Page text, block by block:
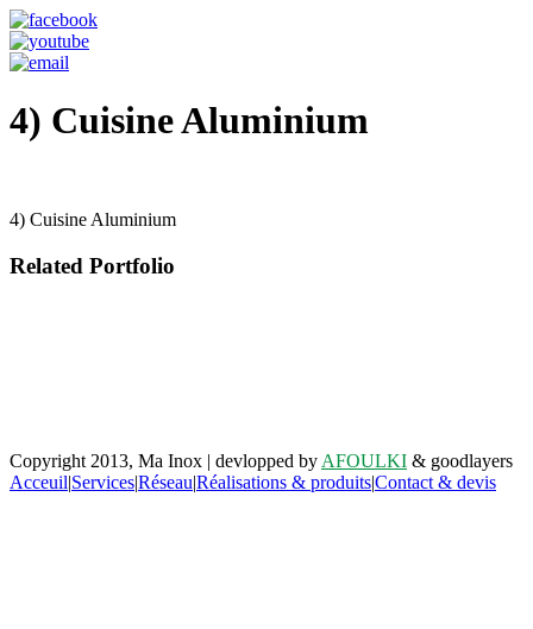
4) Cuisine Aluminium
4) Cuisine Aluminium
Related Portfolio
Copyright 2013, Ma Inox | devlopped by AFOULKI & goodlayers
Acceuil|Services|Réseau|Réalisations & produits|Contact & devis